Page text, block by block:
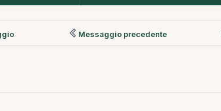
Messaggio precedente